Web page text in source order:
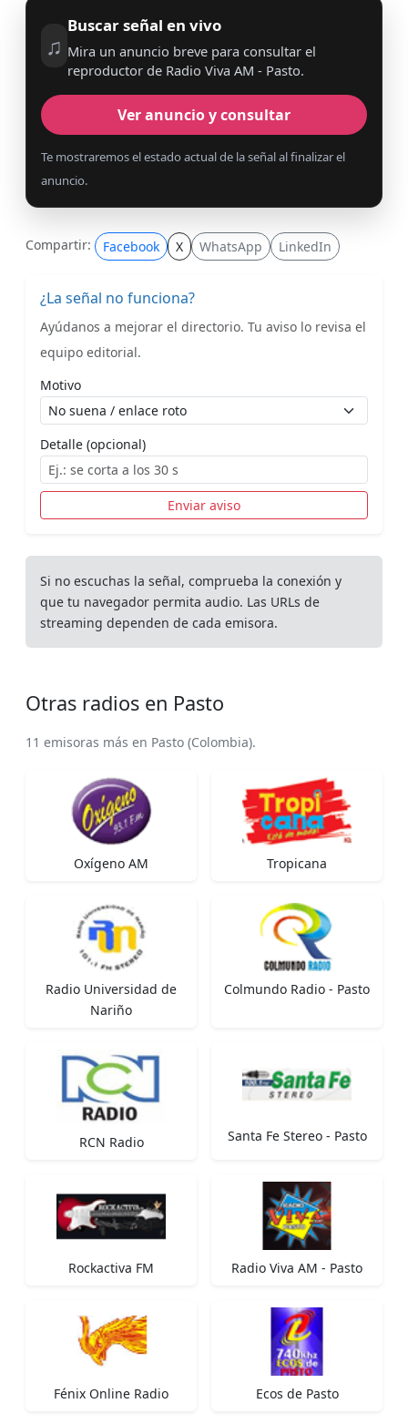
♫
Buscar señal en vivo
Mira un anuncio breve para consultar el
reproductor de Radio Viva AM - Pasto.
Ver anuncio y consultar
Te mostraremos el estado actual de la señal al finalizar el
anuncio.
Compartir: Facebook X WhatsApp LinkedIn
¿La señal no funciona?
Ayúdanos a mejorar el directorio. Tu aviso lo revisa el
equipo editorial.
Motivo
Detalle (opcional)
Enviar aviso
Si no escuchas la señal, comprueba la conexión y
que tu navegador permita audio. Las URLs de
streaming dependen de cada emisora.
Otras radios en Pasto
11 emisoras más en Pasto (Colombia).
Oxígeno AM Tropicana
Radio Universidad de
Nariño
Colmundo Radio - Pasto
RCN Radio Santa Fe Stereo - Pasto
Rockactiva FM Radio Viva AM - Pasto
Fénix Online Radio Ecos de Pasto